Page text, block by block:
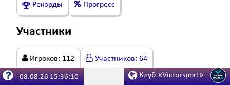
Рекорды Прогресс
Участники
Игроков: 112 Участников: 64
Ищут партнёра: Города:12 Мужчин:36
08.08.26 15:36:10 Клуб «Victorsport»